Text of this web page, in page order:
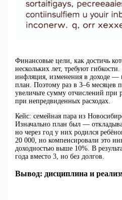
Финансовые цели, как достичь
нескольких лет, требуют
инфляция, изменения в доходе —
план. Поэтому раз в 3–6 месяцев
увеличьте сумму отчислений при
при непредвиденных расходах.
Кейс: семейная пара из
Изначально план был —
но через год у них родился
20 000, но компенсировали это
доходностью выше 10%. В
года вместо 3, но без долгов.
Вывод: дисциплина и